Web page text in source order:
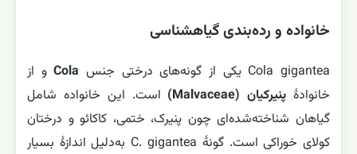
خانواده و رده‌بندی گیاهشناسی
Cola gigantea یکی از گونه‌های درختی جنس Colaو از
خانوادهٔ پنیرکیان (Malvaceae)
است. این خانواده شامل
گیاهان شناخته‌شده‌ای چون پنیرک، ختمی، کاکائو و درختان
کولای خوراکی است. گونهٔ C. gigantea به‌دلیل اندازهٔ بسیار